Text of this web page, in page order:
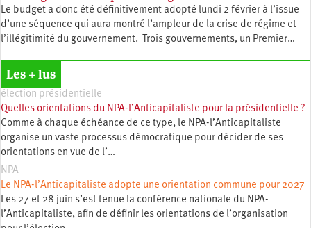
Le budget a donc été définitivement adopté lundi 2 février à l’issue
d’une séquence qui aura montré l’ampleur de la crise de régime et
l’illégitimité du gouvernement. Trois gouvernements, un Premier…
Les + lus
élection présidentielle
Quelles orientations du NPA-l’Anticapitaliste pour la présidentielle ?
Comme à chaque échéance de ce type, le NPA-l’Anticapitaliste
organise un vaste processus démocratique pour décider de ses
orientations en vue de l’…
NPA
Le NPA-l’Anticapitaliste adopte une orientation commune pour 2027
Les 27 et 28 juin s’est tenue la conférence nationale du NPA-
l’Anticapitaliste, afin de définir les orientations de l’organisation